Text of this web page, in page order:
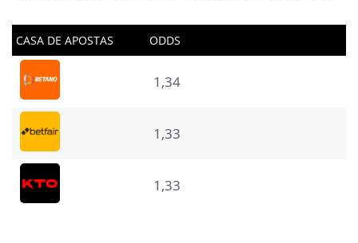
CASA DE APOSTAS ODDS
1,34
1,33
1,33